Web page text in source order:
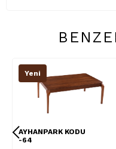
Yeni
AYHANPARK KODU
-64